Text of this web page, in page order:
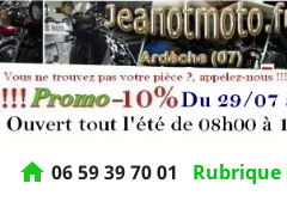
home 06 59 39 70 01 Rubrique